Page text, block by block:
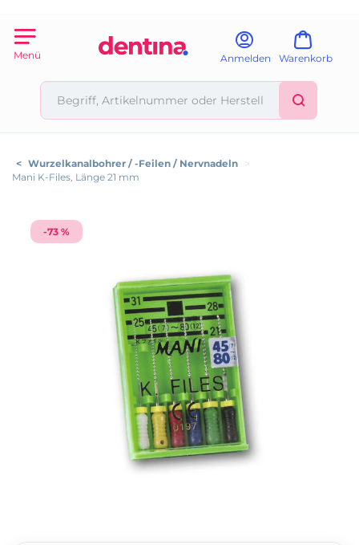
Menü Anmelden Warenkorb
< Wurzelkanalbohrer / -Feilen / Nervnadeln >
Mani K-Files, Länge 21 mm
-73 %